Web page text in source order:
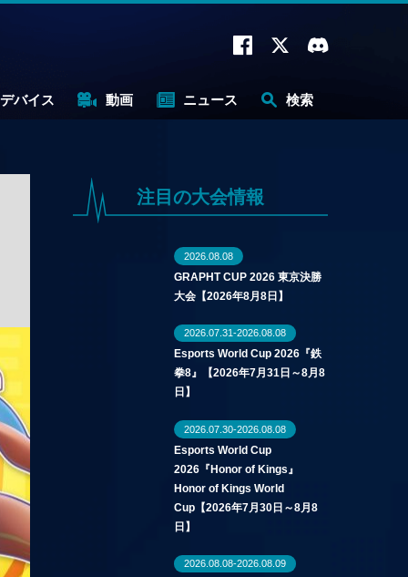
デバイス 動画 ニュース 検索
注目の大会情報
2026.08.08
GRAPHT CUP 2026 東京決勝
大会【2026年8月8日】
2026.07.31-2026.08.08
Esports World Cup 2026『鉄
拳8』【2026年7月31日～8月8
日】
2026.07.30-2026.08.08
Esports World Cup
2026『Honor of Kings』
Honor of Kings World
Cup【2026年7月30日～8月8
日】
2026.08.08-2026.08.09